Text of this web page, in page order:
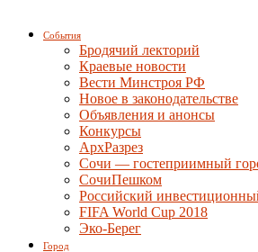
События
Бродячий лекторий
Краевые новости
Вести Минстроя РФ
Новое в законодательстве
Объявления и анонсы
Конкурсы
АрхРазрез
Сочи — гостеприимный
СочиПешком
Российский
FIFA World Cup 2018
Эко-Берег
Город